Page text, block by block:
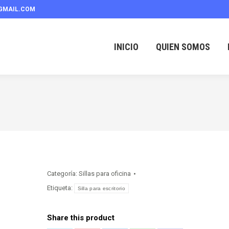
INICIO QUIEN SOMOS
Categoría: Sillas para oficina
Etiqueta:
Silla para escritorio
Share this product